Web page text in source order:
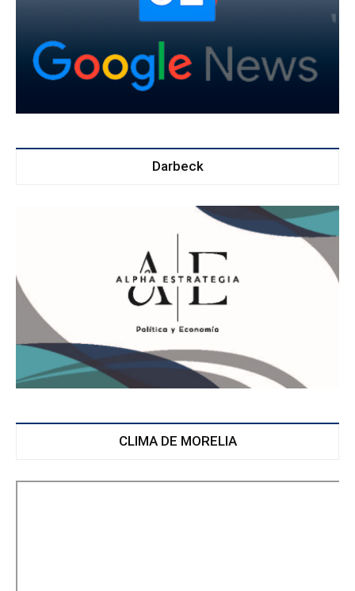
Darbeck
CLIMA DE MORELIA